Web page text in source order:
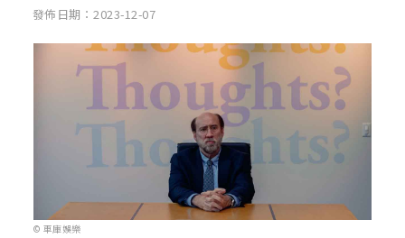
發佈日期：2023-12-07
© 車庫娛樂